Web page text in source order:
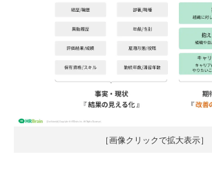
［画像クリックで拡大表示］